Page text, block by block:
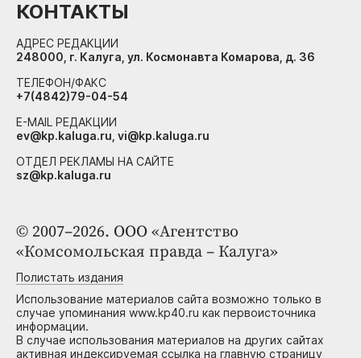
© 2007–2026. ООО «Агентство
«Комсомольская правда – Калуга»
Полистать издания
Использование материалов сайта возможно только в
случае упоминания www.kp40.ru как первоисточника
информации.
В случае использования материалов на других сайтах
активная индексируемая ссылка на главную страницу
КОНТАКТЫ
АДРЕС РЕДАКЦИИ
248000, г. Калуга, ул. Космонавта Комарова, д. 36
ТЕЛЕФОН/ФАКС
+7(4842)79-04-54
E-MAIL РЕДАКЦИИ
ev@kp.kaluga.ru, vi@kp.kaluga.ru
ОТДЕЛ РЕКЛАМЫ НА САЙТЕ
sz@kp.kaluga.ru